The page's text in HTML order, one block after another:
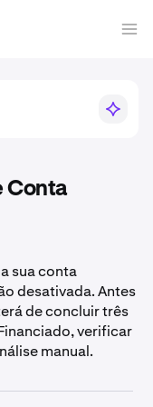
Conta
sua conta
desativada. Antes
de concluir três
verificar
manual.